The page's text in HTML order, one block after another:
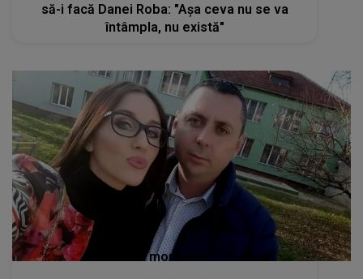
să-i facă Danei Roba: "Așa ceva nu se va
întâmpla, nu există"
Stiri mondene